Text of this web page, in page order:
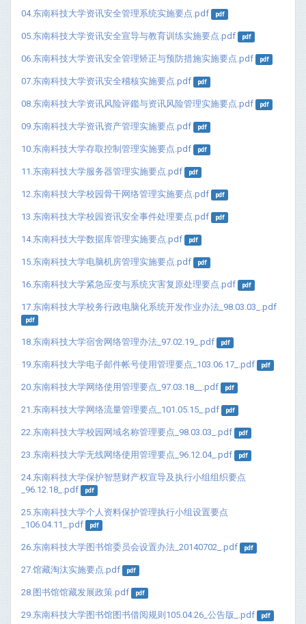
04.东南科技大学资讯安全管理系统实施要点.pdf pdf
05.东南科技大学资讯安全宣导与教育训练实施要点.pdf pdf
06.东南科技大学资讯安全管理矫正与预防措施实施要点.pdf pdf
07.东南科技大学资讯安全稽核实施要点.pdf pdf
08.东南科技大学资讯风险评鑑与资讯风险管理实施要点.pdf pdf
09.东南科技大学资讯资产管理实施要点.pdf pdf
10.东南科技大学存取控制管理实施要点.pdf pdf
11.东南科技大学服务器管理实施要点.pdf pdf
12.东南科技大学校园骨干网络管理实施要点.pdf pdf
13.东南科技大学校园资讯安全事件处理要点.pdf pdf
14.东南科技大学数据库管理实施要点.pdf pdf
15.东南科技大学电脑机房管理实施要点.pdf pdf
16.东南科技大学紧急应变与系统灾害复原处理要点.pdf pdf
17.东南科技大学校务行政电脑化系统开发作业办法_98.03.03_.pdf
pdf
18.东南科技大学宿舍网络管理办法_97.02.19_.pdf pdf
19.东南科技大学电子邮件帐号使用管理要点_103.06.17_.pdf pdf
20.东南科技大学网络使用管理要点_97.03.18__.pdf pdf
21.东南科技大学网络流量管理要点_101.05.15_.pdf pdf
22.东南科技大学校园网域名称管理要点_98.03.03_.pdf pdf
23.东南科技大学无线网络使用管理要点_96.12.04_.pdf pdf
24.东南科技大学保护智慧财产权宣导及执行小组组织要点
_96.12.18_.pdf
pdf
25.东南科技大学个人资料保护管理执行小组设置要点
_106.04.11_.pdf
pdf
26.东南科技大学图书馆委员会设置办法_20140702_.pdf pdf
27.馆藏淘汰实施要点.pdf pdf
28.图书馆馆藏发展政策.pdf pdf
29.东南科技大学图书馆图书借阅规则105.04.26_公告版_.pdf pdf